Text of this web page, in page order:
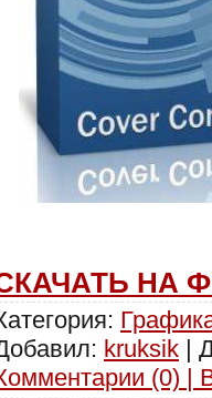
НА
kruksik |
(0) |